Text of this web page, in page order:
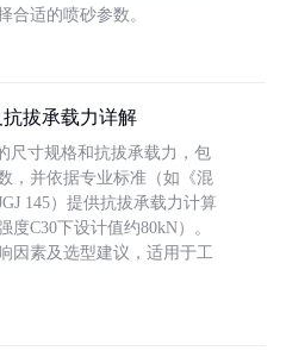
合适的喷砂参数。
拔承载力详解
尺寸规格和抗拔承载力，包
，并依据专业标准（如《混
145）提供抗拔承载力计算
C30下设计值约80kN）。
因素及选型建议，适用于工